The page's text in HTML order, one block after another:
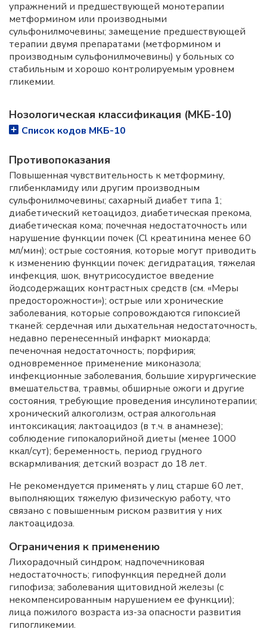
упражнений и предшествующей монотерапии
метформином или производными
сульфонилмочевины; замещение предшествующей
терапии двумя препаратами (метформином и
производным сульфонилмочевины) у больных со
стабильным и хорошо контролируемым уровнем
гликемии.
Нозологическая классификация (МКБ-10)
Список кодов МКБ-10
Противопоказания
Повышенная чувствительность к метформину,
глибенкламиду или другим производным
сульфонилмочевины; сахарный диабет типа 1;
диабетический кетоацидоз, диабетическая прекома,
диабетическая кома; почечная недостаточность или
нарушение функции почек (Cl креатинина менее 60
мл/мин); острые состояния, которые могут приводить
к изменению функции почек: дегидратация, тяжелая
инфекция, шок, внутрисосудистое введение
йодсодержащих контрастных средств (см. «Меры
предосторожности»); острые или хронические
заболевания, которые сопровождаются гипоксией
тканей: сердечная или дыхательная недостаточность,
недавно перенесенный инфаркт миокарда;
печеночная недостаточность; порфирия;
одновременное применение миконазола;
инфекционные заболевания, большие хирургические
вмешательства, травмы, обширные ожоги и другие
состояния, требующие проведения инсулинотерапии;
хронический алкоголизм, острая алкогольная
интоксикация; лактоацидоз (в т.ч. в анамнезе);
соблюдение гипокалорийной диеты (менее 1000
ккал/сут); беременность, период грудного
вскармливания; детский возраст до 18 лет.
Не рекомендуется применять у лиц старше 60 лет,
выполняющих тяжелую физическую работу, что
связано с повышенным риском развития у них
лактоацидоза.
Ограничения к применению
Лихорадочный синдром; надпочечниковая
недостаточность; гипофункция передней доли
гипофиза; заболевания щитовидной железы (с
некомпенсированным нарушением ее функции);
лица пожилого возраста из-за опасности развития
гипогликемии.